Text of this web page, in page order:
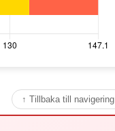
↑ Tillbaka till navigering